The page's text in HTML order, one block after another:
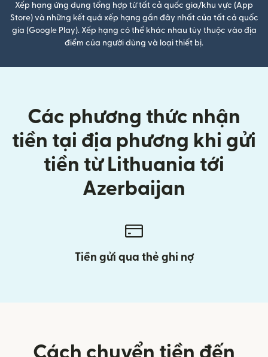
Xếp hạng ứng dụng tổng hợp từ tất cả quốc gia/khu vực (App
Store) và những kết quả xếp hạng gần đây nhất của tất cả quốc
gia (Google Play). Xếp hạng có thể khác nhau tùy thuộc vào địa
điểm của người dùng và loại thiết bị.
Các phương thức nhận
tiền tại địa phương khi gửi
tiền từ Lithuania tới
Azerbaijan
Tiền gửi qua thẻ ghi nợ
Cách chuyển tiền đến